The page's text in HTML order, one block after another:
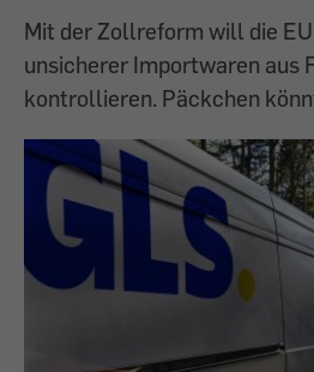
Mit der Zollreform will die
unsicherer Importwaren aus
kontrollieren. Päckchen